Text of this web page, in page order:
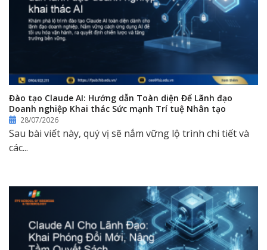
Đào tạo Claude AI: Hướng dẫn Toàn diện Để Lãnh đạo
Doanh nghiệp Khai thác Sức mạnh Trí tuệ Nhân tạo
28/07/2026
Sau bài viết này, quý vị sẽ nắm vững lộ trình chi tiết và
các...